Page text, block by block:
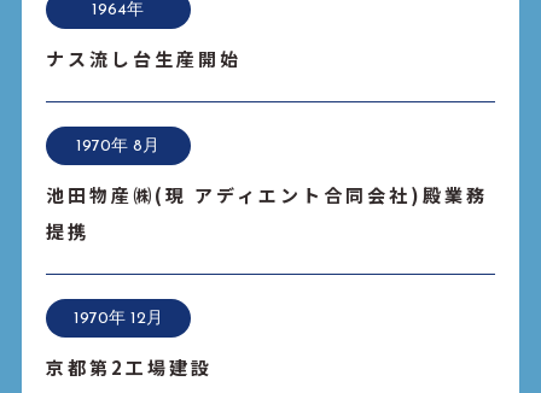
1964年
ナス流し台生産開始
1970年 8月
池田物産㈱(現 アディエント合同会社)殿業務
提携
1970年 12月
京都第2工場建設